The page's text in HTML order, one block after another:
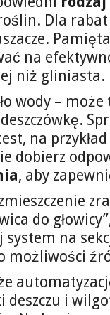
Dla
na
niż gliniasta.
wody –
na
dobierz
, aby
do
system na
możliwości
deszczu i